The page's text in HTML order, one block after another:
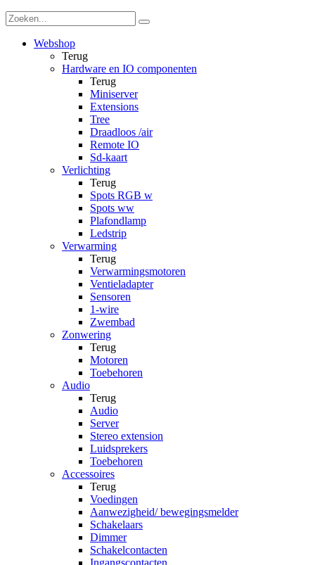
Webshop
Terug
Hardware en IO componenten
Terug
Miniserver
Extensions
Tree
Draadloos /air
Remote IO
Sd-kaart
Verlichting
Terug
Spots RGB w
Spots ww
Plafondlamp
Ledstrip
Verwarming
Terug
Verwarmingsmotoren
Ventieladapter
Sensoren
1-wire
Zwembad
Zonwering
Terug
Motoren
Toebehoren
Audio
Terug
Audio
Server
Stereo extension
Luidsprekers
Toebehoren
Accessoires
Terug
Voedingen
Aanwezigheid/ bewegingsmelder
Schakelaars
Dimmer
Schakelcontacten
Ingangscontacten